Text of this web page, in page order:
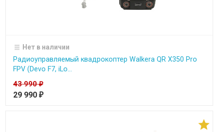
Нет в наличии
Радиоуправляемый квадрокоптер Walkera QR X350 Pro
FPV (Devo F7, iLo...
43 990₽
29 990 ₽
